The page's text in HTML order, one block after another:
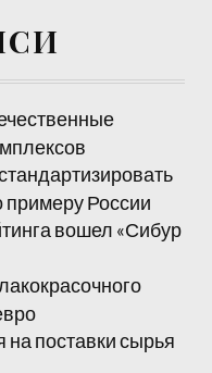
России
вошел «Сибур
поставки сырья